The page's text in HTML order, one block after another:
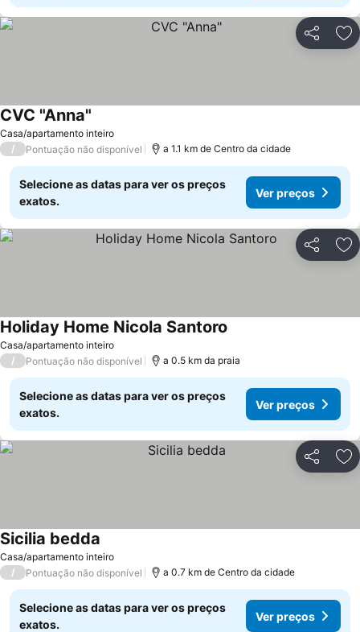
Partilhar
Casa/apartamento inteiro
CVC "Anna"
/ Pontuação não disponível a 1.1 km de Centro da cidade
Selecione as datas para ver os preços
exatos.
Ver preços
Partilhar
Casa/apartamento inteiro
Holiday Home Nicola Santoro
/ Pontuação não disponível a 0.5 km da praia
Selecione as datas para ver os preços
exatos.
Ver preços
Partilhar
Casa/apartamento inteiro
Sicilia bedda
/ Pontuação não disponível a 0.7 km de Centro da cidade
Selecione as datas para ver os preços
exatos.
Ver preços